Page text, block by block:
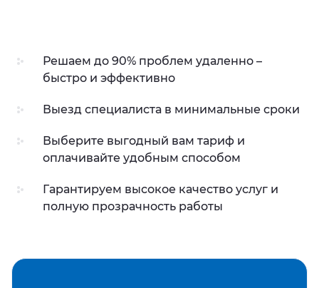
Решаем до 90% проблем удаленно –
быстро и эффективно
Выезд специалиста в минимальные сроки
Выберите выгодный вам тариф и
оплачивайте удобным способом
Гарантируем высокое качество услуг и
полную прозрачность работы